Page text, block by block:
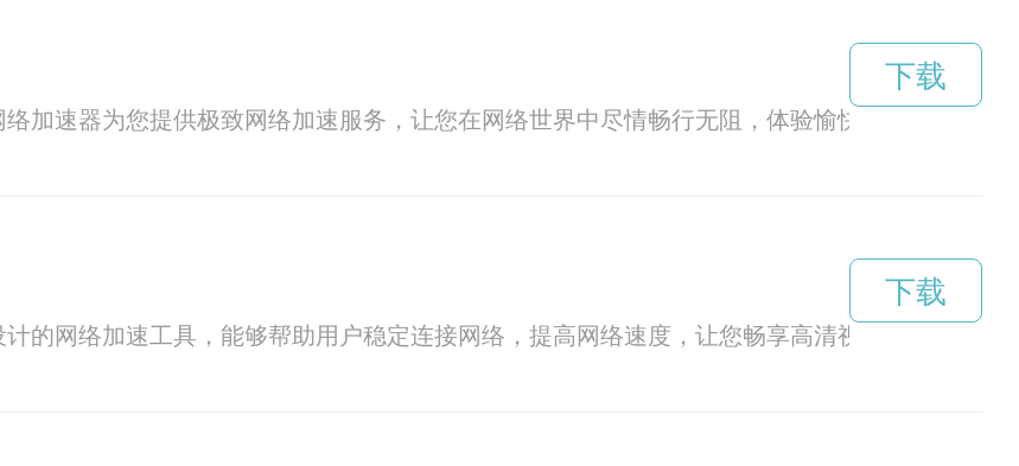
加速器为您提供极致网络加速服务，让您在网络世界中尽情畅行无阻，体验愉快的网络生活。
下载
的网络加速工具，能够帮助用户稳定连接网络，提高网络速度，让您畅享高清视频、畅玩游戏
下载